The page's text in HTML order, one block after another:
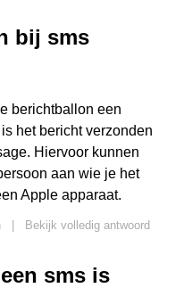
bij sms
berichtballon een
het bericht verzonden
Hiervoor kunnen
aan wie je het
Apple apparaat.
Bekijk volledig antwoord
sms is